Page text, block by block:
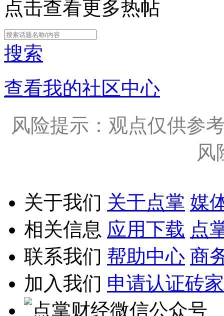
点击查看更多热帖
搜索
查看我的社区中心
风险提示：观点仅供参
风
关于我们 关于点掌 媒
相关信息 应用下载 点
联系我们 帮助中心 商
加入我们 申请认证砖家